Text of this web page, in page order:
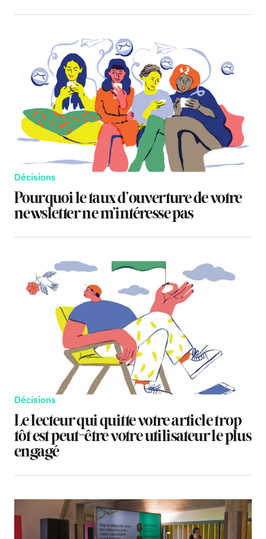
Décisions
Pourquoi le taux d’ouverture de votre
newsletter ne m’intéresse pas
Décisions
Le lecteur qui quitte votre article trop
tôt est peut-être votre utilisateur le plus
engagé